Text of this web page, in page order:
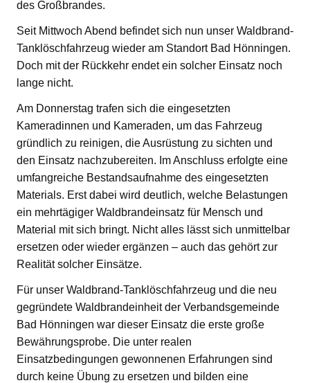
des Großbrandes.
Seit Mittwoch Abend befindet sich nun unser Waldbrand-
Tanklöschfahrzeug wieder am Standort Bad Hönningen.
Doch mit der Rückkehr endet ein solcher Einsatz noch
lange nicht.
Am Donnerstag trafen sich die eingesetzten
Kameradinnen und Kameraden, um das Fahrzeug
gründlich zu reinigen, die Ausrüstung zu sichten und
den Einsatz nachzubereiten. Im Anschluss erfolgte eine
umfangreiche Bestandsaufnahme des eingesetzten
Materials. Erst dabei wird deutlich, welche Belastungen
ein mehrtägiger Waldbrandeinsatz für Mensch und
Material mit sich bringt. Nicht alles lässt sich unmittelbar
ersetzen oder wieder ergänzen – auch das gehört zur
Realität solcher Einsätze.
Für unser Waldbrand-Tanklöschfahrzeug und die neu
gegründete Waldbrandeinheit der Verbandsgemeinde
Bad Hönningen war dieser Einsatz die erste große
Bewährungsprobe. Die unter realen
Einsatzbedingungen gewonnenen Erfahrungen sind
durch keine Übung zu ersetzen und bilden eine